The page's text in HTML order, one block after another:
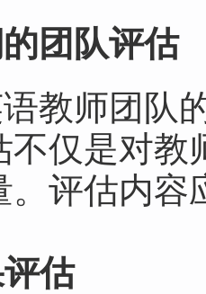
团队评估
教师团队
不仅是对教
。评估内容
估